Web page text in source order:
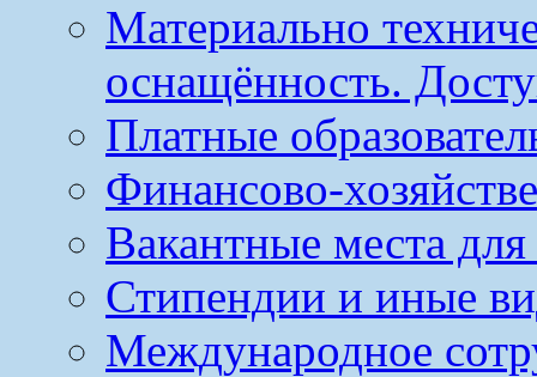
Материально
оснащённость.
Платные
Финансово-
Вакантные места
Стипендии и иные
Международное